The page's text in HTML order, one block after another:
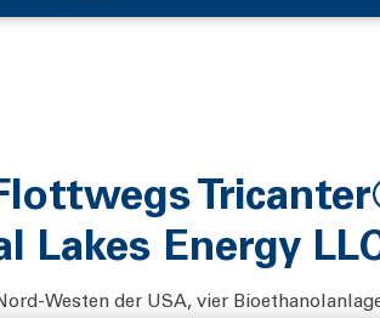
Lakes Energy
Westen der USA, vier